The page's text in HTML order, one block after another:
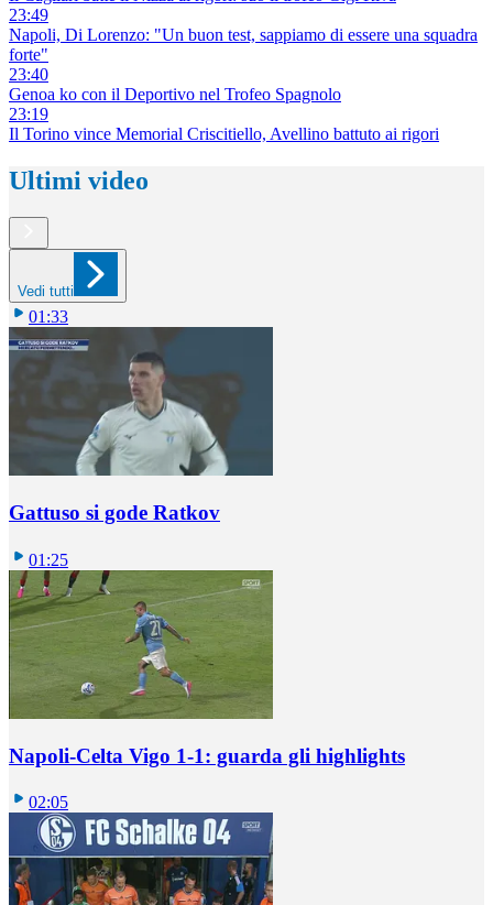
23:49
Napoli, Di Lorenzo: "Un buon test, sappiamo di essere una squadra
forte"
23:40
Genoa ko con il Deportivo nel Trofeo Spagnolo
23:19
Il Torino vince Memorial Criscitiello, Avellino battuto ai rigori
Ultimi video
Vedi tutti
01:33
Gattuso si gode Ratkov
01:25
Napoli-Celta Vigo 1-1: guarda gli highlights
02:05